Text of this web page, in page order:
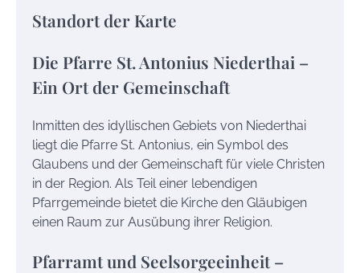
Standort der Karte
Die Pfarre St. Antonius Niederthai –
Ein Ort der Gemeinschaft
Inmitten des idyllischen Gebiets von Niederthai
liegt die Pfarre St. Antonius, ein Symbol des
Glaubens und der Gemeinschaft für viele Christen
in der Region. Als Teil einer lebendigen
Pfarrgemeinde bietet die Kirche den Gläubigen
einen Raum zur Ausübung ihrer Religion.
Pfarramt und Seelsorgeeinheit –